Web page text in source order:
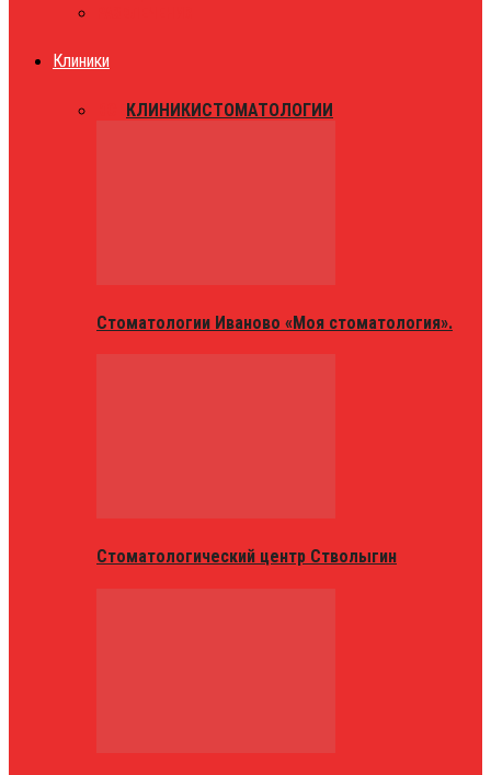
Клиники
КЛИНИКИСТОМАТОЛОГИИ
Стоматологии Иваново «Моя стоматология».
Стоматологический центр Стволыгин